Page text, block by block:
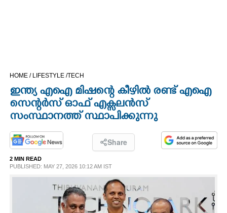
OPINION
PHOTOS
LIFESTYLE
HOME / LIFESTYLE /TECH
ഇന്ത്യ എഐ മിഷന്റെ കീഴിൽ രണ്ട് എഐ
സെന്റർസ് ഓഫ് എക്സലൻസ്
സംസ്ഥാനത്ത് സ്ഥാപിക്കുന്നു
Share
2 MIN READ
PUBLISHED: MAY 27, 2026 10:12 AM IST